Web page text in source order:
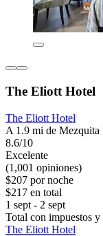
The Eliott Hotel
The Eliott Hotel
A 1.9 mi de
8.6/10
Excelente
(1,001 opiniones)
$207 por noche
$217 en total
1 sept - 2 sept
Total con impuestos y
The Eliott Hotel